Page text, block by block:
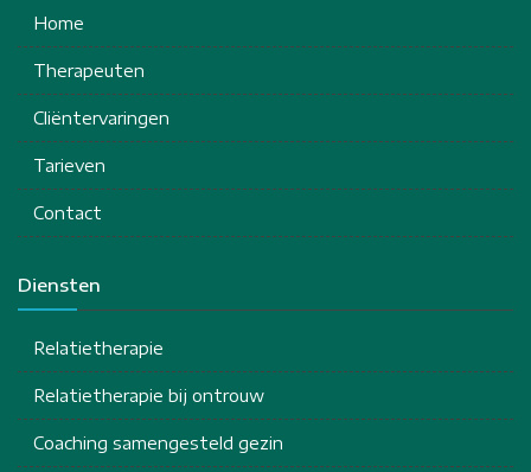
Home
Therapeuten
Cliëntervaringen
Tarieven
Contact
Diensten
Relatietherapie
Relatietherapie bij ontrouw
Coaching samengesteld gezin